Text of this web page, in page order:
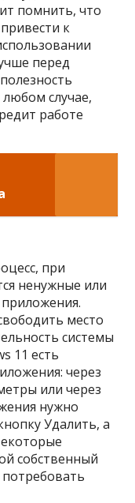
помнить, что
к
перед
случае,
работе
при
ненужные или
место
системы
11 есть
через
или через
нужно
Удалить, а
собственный